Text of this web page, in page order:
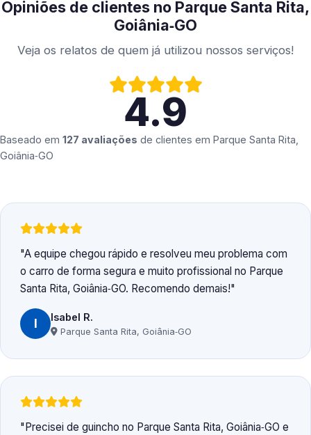
Opiniões de clientes no Parque Santa Rita,
Goiânia‑GO
Veja os relatos de quem já utilizou nossos serviços!
4.9
Baseado em 127 avaliações de clientes em Parque Santa Rita,
Goiânia‑GO
A equipe chegou rápido e resolveu meu problema com
o carro de forma segura e muito profissional no Parque
Santa Rita, Goiânia‑GO. Recomendo demais!
I Isabel R.
Parque Santa Rita, Goiânia‑GO
Precisei de guincho no Parque Santa Rita, Goiânia‑GO e